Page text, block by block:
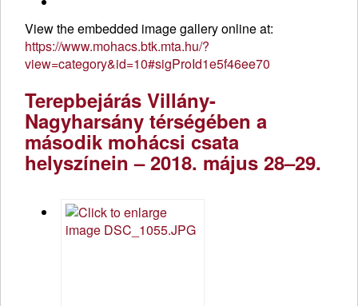
View the embedded image gallery online at:
https://www.mohacs.btk.mta.hu/?
view=category&id=10#sigProId1e5f46ee70
Terepbejárás Villány-
Nagyharsány térségében a
második mohácsi csata
helyszínein – 2018. május 28–29.